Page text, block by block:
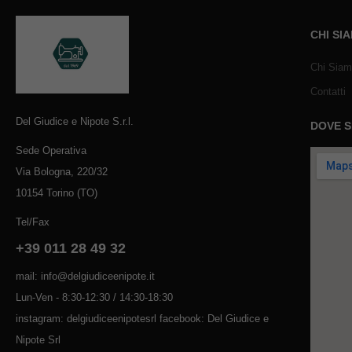
Del Giudice e Nipote S.r.l.
Sede Operativa
Via Bologna, 220/32
10154 Torino (TO)
Tel/Fax
+39 011 28 49 32
mail: info@delgiudiceenipote.it
Lun-Ven - 8:30-12:30 / 14:30-18:30
instagram: delgiudiceenipotesrl facebook: Del Giudice e
Nipote Srl
CHI
Chi
Contatti
DOVE